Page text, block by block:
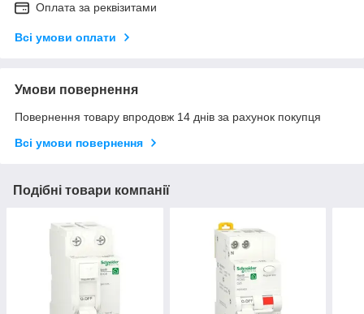
Оплата за реквізитами
Всі умови оплати
Умови повернення
Повернення товару впродовж 14 днів за рахунок покупця
Всі умови повернення
Подібні товари компанії